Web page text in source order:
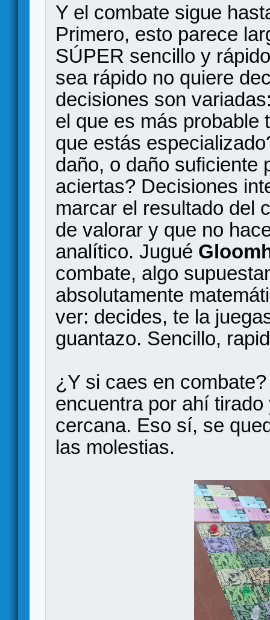
Y el combate sigue
Primero, esto parece
SÚPER sencillo y
sea rápido no quiere
decisiones son
el que es más probable
que estás
daño, o daño suficiente
aciertas? Decisiones
marcar el resultado del
de valorar y que no
analítico. Jugué
combate, algo
absolutamente
ver: decides, te la
guantazo. Sencillo,
¿Y si caes en
encuentra por ahí
cercana. Eso sí, se
las molestias.